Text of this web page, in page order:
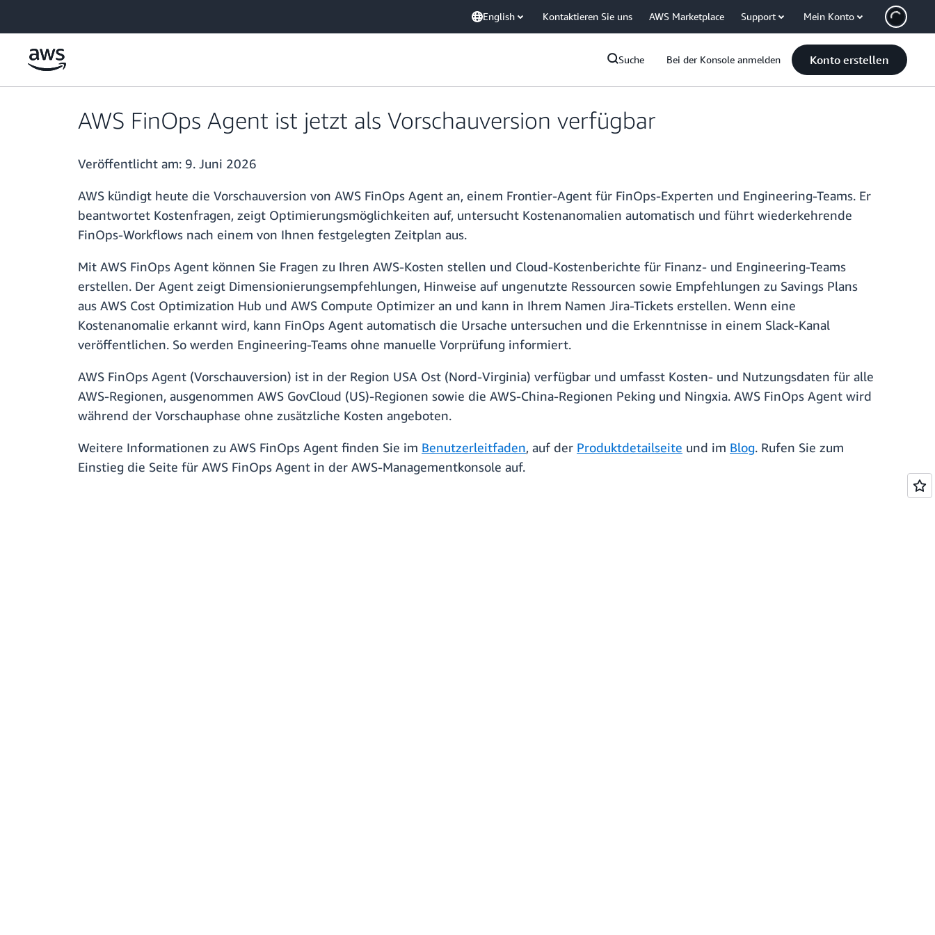
English Kontaktieren Sie uns AWS Marketplace Support Mein Konto
Suche Bei der Konsole anmelden Konto erstellen
AWS FinOps Agent ist jetzt als Vorschauversion verfügbar
Veröffentlicht am: 9. Juni 2026
AWS kündigt heute die Vorschauversion von AWS FinOps Agent an, einem Frontier-Agent für FinOps-Experten und Engineering-Teams. Er
beantwortet Kostenfragen, zeigt Optimierungsmöglichkeiten auf, untersucht Kostenanomalien automatisch und führt wiederkehrende
FinOps-Workflows nach einem von Ihnen festgelegten Zeitplan aus.
Mit AWS FinOps Agent können Sie Fragen zu Ihren AWS-Kosten stellen und Cloud-Kostenberichte für Finanz- und Engineering-Teams
erstellen. Der Agent zeigt Dimensionierungsempfehlungen, Hinweise auf ungenutzte Ressourcen sowie Empfehlungen zu Savings Plans
aus AWS Cost Optimization Hub und AWS Compute Optimizer an und kann in Ihrem Namen Jira-Tickets erstellen. Wenn eine
Kostenanomalie erkannt wird, kann FinOps Agent automatisch die Ursache untersuchen und die Erkenntnisse in einem Slack-Kanal
veröffentlichen. So werden Engineering-Teams ohne manuelle Vorprüfung informiert.
AWS FinOps Agent (Vorschauversion) ist in der Region USA Ost (Nord-Virginia) verfügbar und umfasst Kosten- und Nutzungsdaten für alle
AWS-Regionen, ausgenommen AWS GovCloud (US)-Regionen sowie die AWS-China-Regionen Peking und Ningxia. AWS FinOps Agent wird
während der Vorschauphase ohne zusätzliche Kosten angeboten.
Weitere Informationen zu AWS FinOps Agent finden Sie im Benutzerleitfaden, auf der Produktdetailseite und im Blog. Rufen Sie zum
Einstieg die Seite für AWS FinOps Agent in der AWS-Managementkonsole auf.